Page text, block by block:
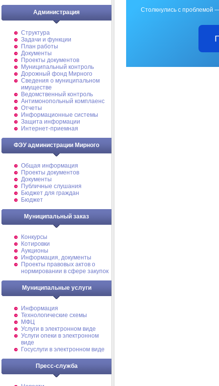
Администрация
Структура
Задачи и функции
План работы
Документы
Проекты документов
Муниципальный контроль
Дорожный фонд Мирного
Cведения о муниципальном
имуществе
Ведомственный контроль
Антимонопольный комплаенс
Отчеты
Информационные системы
Защита информации
Интернет-приемная
ФЭУ администрации Мирного
Общая информация
Проекты документов
Документы
Публичные слушания
Бюджет для граждан
Бюджет
Муниципальный заказ
Конкурсы
Котировки
Аукционы
Информация, документы
Проекты правовых актов о
нормировании в сфере закупок
Муниципальные услуги
Информация
Технологические схемы
МФЦ
Услуги в электронном виде
Услуги опеки в электронном
виде
Госуслуги в электронном виде
Пресс-служба
Столкнулись с проблемой